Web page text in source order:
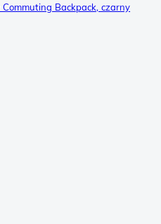
Backpack, czarny